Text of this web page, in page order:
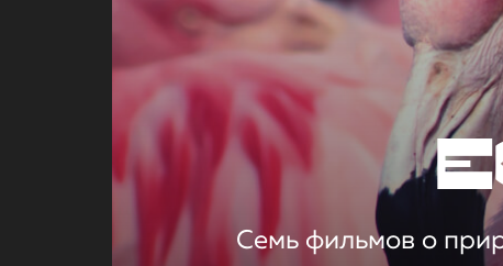
Семь фильмов о